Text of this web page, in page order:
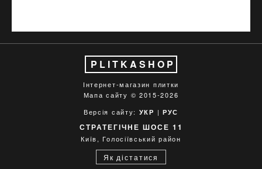
PLITKASHOP
Інтернет-магазин плитки
Мапа сайту © 2015-2026
Версія сайту: УКР | РУС
СТРАТЕГІЧНЕ ШОСЕ 11
Київ, Голосіївський район
Як дістатися